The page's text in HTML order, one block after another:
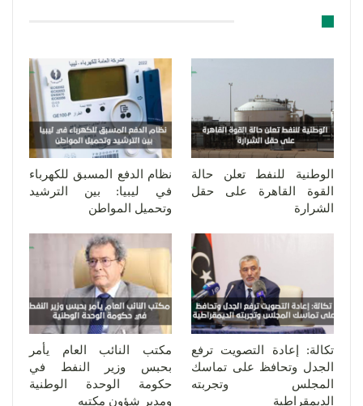
الوطنية للنفط تعلن حالة
القوة القاهرة على حقل
الشرارة
نظام الدفع المسبق للكهرباء
في ليبيا: بين الترشيد
وتحميل المواطن
تكالة: إعادة التصويت ترفع
الجدل وتحافظ على تماسك
المجلس وتجربته
الديمقراطية
مكتب النائب العام يأمر
بحبس وزير النفط في
حكومة الوحدة الوطنية
ومدير شؤون مكتبه